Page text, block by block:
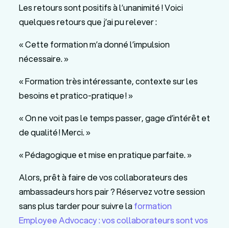
Les retours sont positifs à l’unanimité ! Voici
quelques retours que j’ai pu relever :
« Cette formation m’a donné l’impulsion
nécessaire. »
« Formation très intéressante, contexte sur les
besoins et pratico-pratique ! »
« On ne voit pas le temps passer, gage d’intérêt et
de qualité ! Merci. »
« Pédagogique et mise en pratique parfaite. »
Alors, prêt à faire de vos collaborateurs des
ambassadeurs hors pair ? Réservez votre session
sans plus tarder pour suivre laformation
Employee Advocacy : vos collaborateurs sont vos